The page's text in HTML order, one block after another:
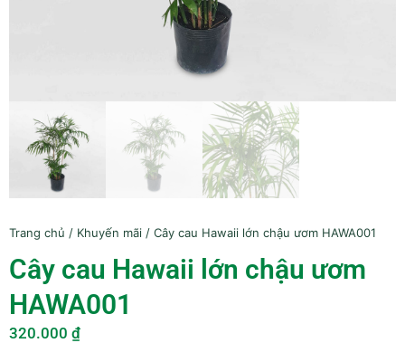
Trang chủ / Khuyến mãi / Cây cau Hawaii lớn chậu ươm HAWA001
Cây cau Hawaii lớn chậu ươm
HAWA001
320.000 ₫